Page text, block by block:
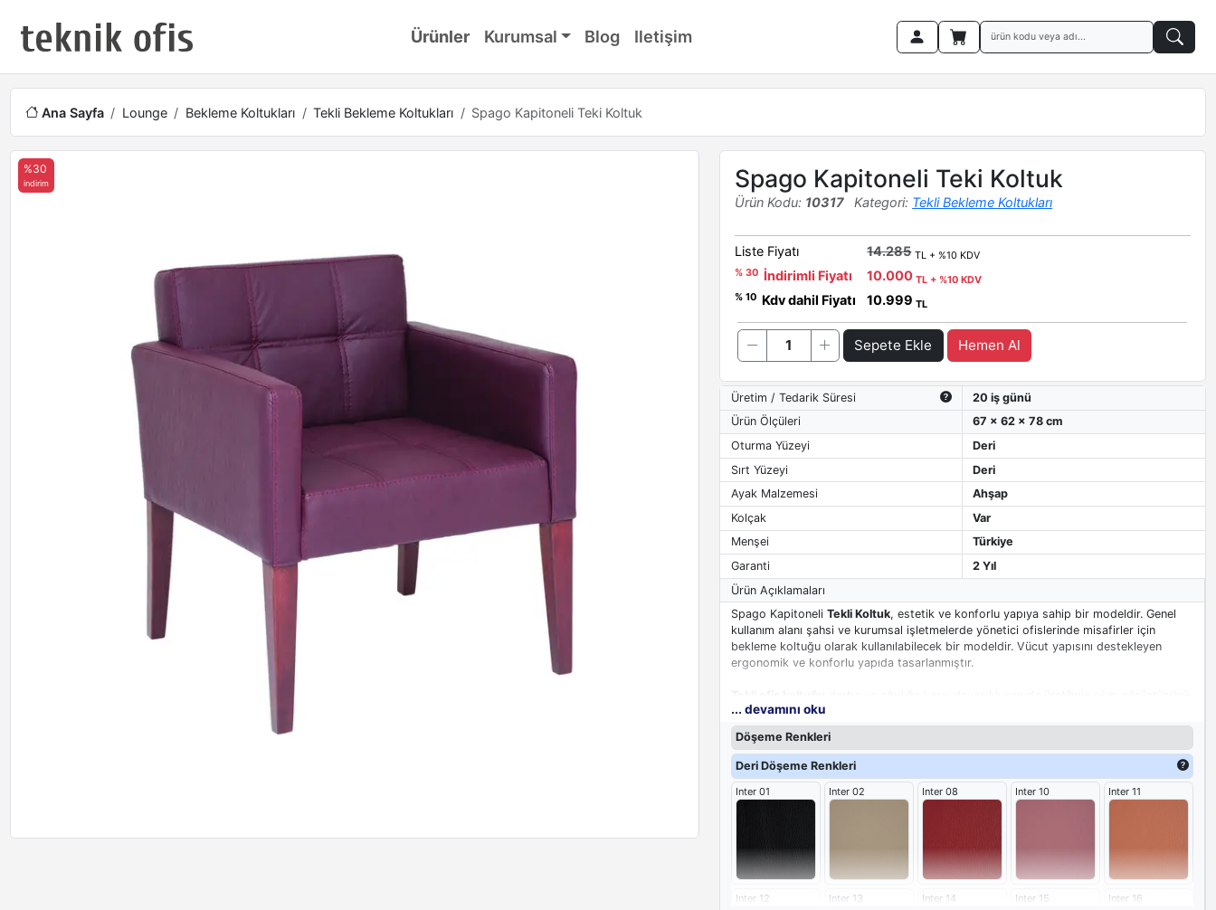
Ürünler Kurumsal Blog Iletişim
Ana Sayfa Lounge Bekleme Koltukları Tekli Bekleme Koltukları Spago Kapitoneli Teki Koltuk
%30
indirim Spago Kapitoneli Teki Koltuk
Ürün Kodu: 10317 Kategori: Tekli Bekleme Koltukları
Liste Fiyatı 14.285 TL + %10 KDV
% 30 İndirimli Fiyatı 10.000TL + %10 KDV
% 10 Kdv dahil Fiyatı 10.999TL
Sepete Ekle Hemen Al
Üretim / Tedarik Süresi
20 iş günü
Ürün Ölçüleri
67 x 62 x 78 cm
Oturma Yüzeyi
Deri
Sırt Yüzeyi
Deri
Ayak Malzemesi
Ahşap
Kolçak
Var
Menşei
Türkiye
Garanti
2 Yıl
Ürün Açıklamaları
Spago Kapitoneli Tekli Koltuk, estetik ve konforlu yapıya sahip bir modeldir. Genel
kullanım alanı şahsi ve kurumsal işletmelerde yönetici ofislerinde misafirler için
bekleme koltuğu olarak kullanılabilecek bir modeldir. Vücut yapısını destekleyen
ergonomik ve konforlu yapıda tasarlanmıştır.
ve yapısını uzun yıllar korur. Tekli koltuğun iskelet yapısı ahşap malzemeden yapılmış
olup süngeri birinci kalite süngerdir ve üzerini kaplamak için suni deri kullanılmıştır.
Ofis koltuğunun üzeri kapitone dikişleri sayesinde estetik bir görünüm kazanmıştır.
Sırt kısmı yaslanma sırasında rahat bir yapı sunar ve oturma fontu geniş ve konforlu
yapıda tasarlanmıştır. Kolçakları ahşap iskeletli sünger ve suni deri kaplamalıdır. Tekli
ofis koltuklarının ayakları ahşap ve dört ayaklıdır.
kalite standartlarına uygun olarak imal etmekteyiz. Ürünümüz 2 yıl boyunca firma
garantisi altındadır.
... devamını oku
Döşeme Renkleri
Deri Döşeme Renkleri
Inter 01 Inter 02 Inter 08 Inter 10 Inter 11
Inter 12 Inter 13 Inter 14 Inter 15 Inter 16